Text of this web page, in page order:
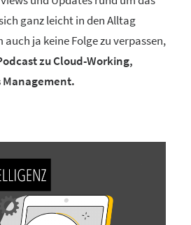
ganz leicht in den Alltag
auch ja keine Folge zu verpassen,
zu Cloud-Working,
Management.